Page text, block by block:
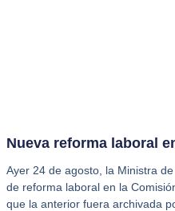
Nueva reforma laboral
Ayer 24 de agosto, la Ministra
de reforma laboral en la
que la anterior fuera archivada